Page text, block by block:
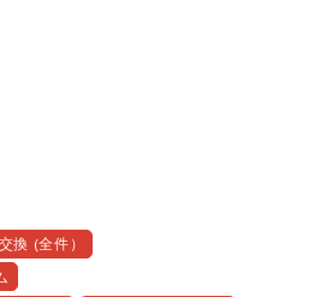
換 (全件）